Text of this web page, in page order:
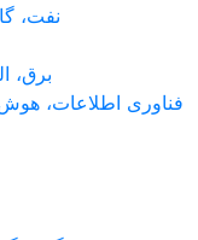
نفت،
برق،
فناوری اطلاعات،